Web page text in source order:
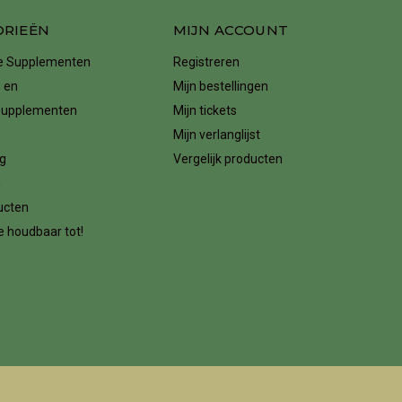
Supplementen
en
houdbaar tot!
MIJN ACCOUNT
Registreren
Mijn bestellingen
Mijn tickets
Mijn verlanglijst
Vergelijk producten